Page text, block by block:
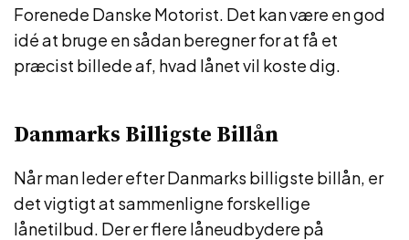
Forenede Danske Motorist. Det kan være en god
idé at bruge en sådan beregner for at få et
præcist billede af, hvad lånet vil koste dig.
Danmarks Billigste Billån
Når man leder efter Danmarks billigste billån, er
det vigtigt at sammenligne forskellige
lånetilbud. Der er flere låneudbydere på